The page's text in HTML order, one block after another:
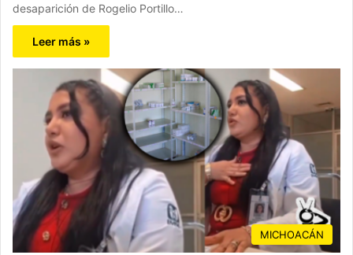
desaparición de Rogelio Portillo…
Leer más »
MICHOACÁN